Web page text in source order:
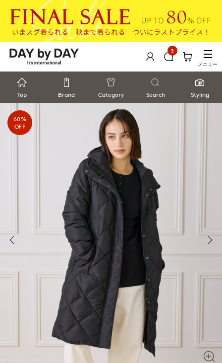
3
メニュー
Top Brand Category Search Styling
60%
OFF